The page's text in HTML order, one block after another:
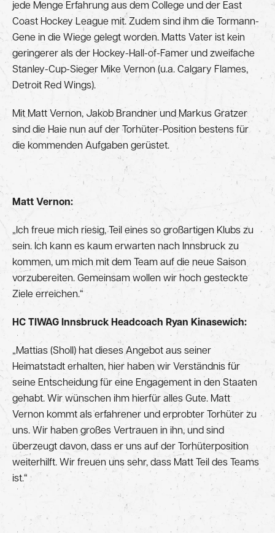
jede Menge Erfahrung aus dem College und der East
Coast Hockey League mit. Zudem sind ihm die Tormann-
Gene in die Wiege gelegt worden. Matts Vater ist kein
geringerer als der Hockey-Hall-of-Famer und zweifache
Stanley-Cup-Sieger Mike Vernon (u.a. Calgary Flames,
Detroit Red Wings).
Mit Matt Vernon, Jakob Brandner und Markus Gratzer
sind die Haie nun auf der Torhüter-Position bestens für
die kommenden Aufgaben gerüstet.
Matt Vernon:
„Ich freue mich riesig, Teil eines so großartigen Klubs zu
sein. Ich kann es kaum erwarten nach Innsbruck zu
kommen, um mich mit dem Team auf die neue Saison
vorzubereiten. Gemeinsam wollen wir hoch gesteckte
Ziele erreichen.“
HC TIWAG Innsbruck Headcoach Ryan Kinasewich:
„Mattias (Sholl) hat dieses Angebot aus seiner
Heimatstadt erhalten, hier haben wir Verständnis für
seine Entscheidung für eine Engagement in den Staaten
gehabt. Wir wünschen ihm hierfür alles Gute. Matt
Vernon kommt als erfahrener und erprobter Torhüter zu
uns. Wir haben großes Vertrauen in ihn, und sind
überzeugt davon, dass er uns auf der Torhüterposition
weiterhilft. Wir freuen uns sehr, dass Matt Teil des Teams
ist.“